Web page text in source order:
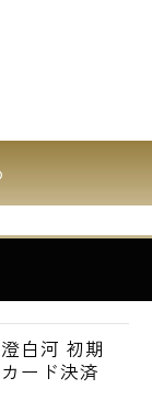
白河 初期
ード決済